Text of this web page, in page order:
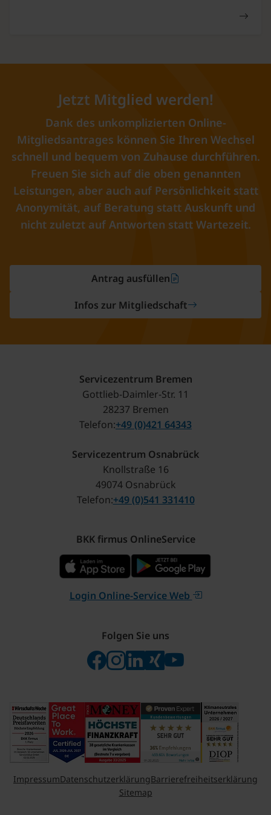
Jetzt Mitglied werden!
Dank des unkomplizierten Online-
Mitgliedsantrages können Sie Ihren Wechsel
schnell und bequem von Zuhause durchführen.
Freuen Sie sich auf die oben genannten
Leistungen, aber auch auf Persönlichkeit statt
Anonymität, auf Beratung statt Auskunft und
nicht zuletzt auf Antworten statt Wartezeit.
Antrag ausfüllen
Infos zur Mitgliedschaft
Servicezentrum Bremen
Gottlieb-Daimler-Str. 11
28237 Bremen
Telefon +49 (0)421 64343
Servicezentrum Osnabrück
Knollstraße 16
49074 Osnabrück
Telefon +49 (0)541 331410
BKK firmus OnlineService
Login Online-Service Web
Folgen Sie uns
Folgen Sie uns auf Facebook
Folgen Sie uns auf Instagram
Besuchen Sie uns bei
Besuchen Sie uns bei
Besuchen Sie uns
ImpressumDatenschutzerklärungBarrierefreiheitserklärung
Sitemap